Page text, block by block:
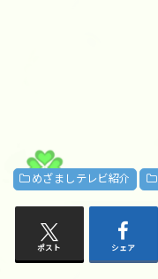
めざましテレビ紹介
ポスト シェア